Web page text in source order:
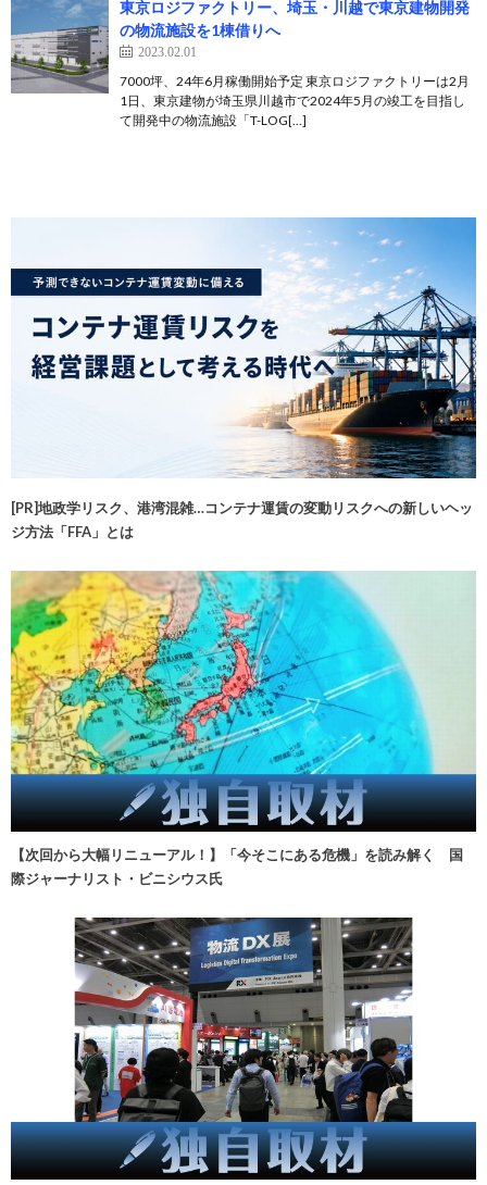
東京ロジファクトリー、埼玉・川越で東京建物開発
の物流施設を1棟借りへ
2023.02.01
7000坪、24年6月稼働開始予定 東京ロジファクトリーは2月
1日、東京建物が埼玉県川越市で2024年5月の竣工を目指し
て開発中の物流施設「T-LOG[…]
[PR]地政学リスク、港湾混雑…コンテナ運賃の変動リスクへの新しいヘッ
ジ方法「FFA」とは
【次回から大幅リニューアル！】「今そこにある危機」を読み解く 国
際ジャーナリスト・ビニシウス氏